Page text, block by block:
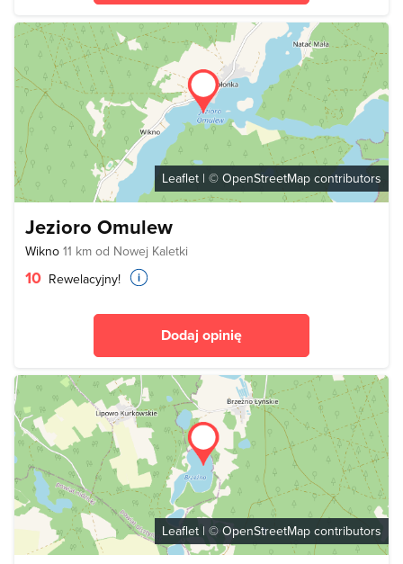
Leaflet | © OpenStreetMap contributors
Jezioro Omulew
Wikno 11 km od Nowej Kaletki
10 Rewelacyjny!
Dodaj opinię
Leaflet | © OpenStreetMap contributors